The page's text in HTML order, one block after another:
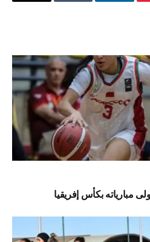
مبارياته بكأس إفريقيا